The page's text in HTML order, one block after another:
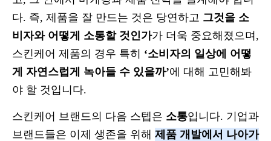
다. 즉, 제품을 잘 만드는 것은 당연하고 그것을 소
비자와 어떻게 소통할 것인가가 더욱 중요해졌으며,
스킨케어 제품의 경우 특히 ‘소비자의 일상에 어떻
게 자연스럽게 녹아들 수 있을까’에 대해 고민해봐
야 할 것입니다.
스킨케어 브랜드의 다음 스텝은 소통입니다. 기업과
브랜드들은 이제 생존을 위해 제품 개발에서 나아가